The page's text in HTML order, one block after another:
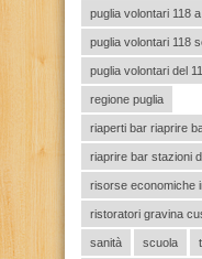
puglia volontari 118
puglia volontari 118
puglia volontari del
regione puglia
riaperti bar riaprire
riaprire bar stazioni
risorse economiche
ristoratori gravina
sanità scuola